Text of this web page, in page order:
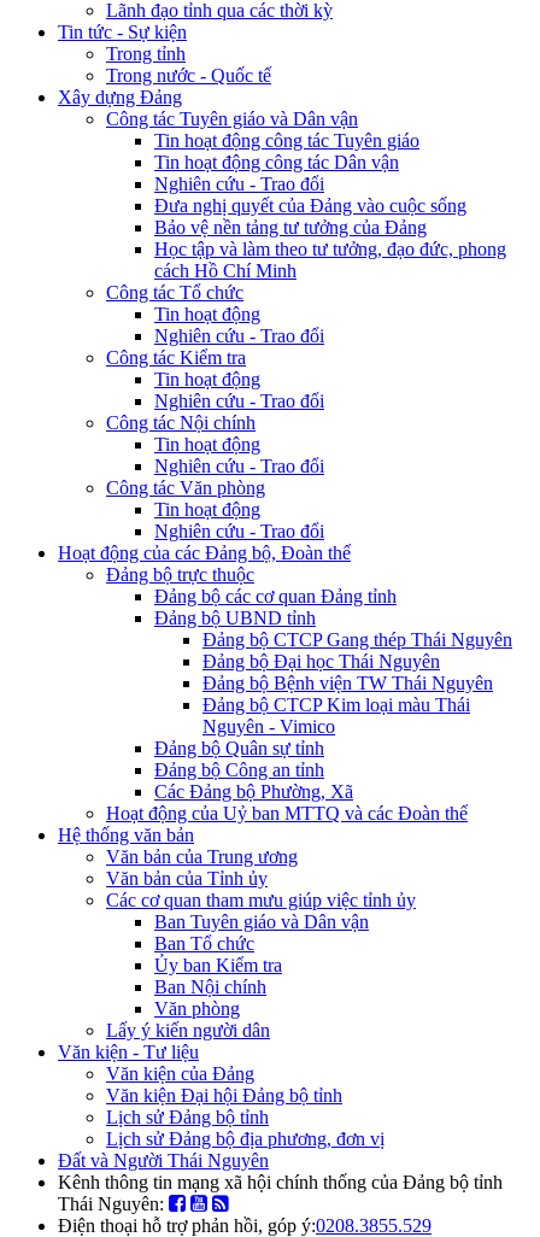
Lãnh đạo tỉnh qua các thời kỳ
Tin tức - Sự kiện
Trong tỉnh
Trong nước - Quốc tế
Xây dựng Đảng
Công tác Tuyên giáo và Dân vận
Tin hoạt động công tác Tuyên giáo
Tin hoạt động công tác Dân vận
Nghiên cứu - Trao đổi
Đưa nghị quyết của Đảng vào cuộc sống
Bảo vệ nền tảng tư tưởng của Đảng
Học tập và làm theo tư tưởng, đạo đức, phong
cách Hồ Chí Minh
Công tác Tổ chức
Tin hoạt động
Nghiên cứu - Trao đổi
Công tác Kiểm tra
Tin hoạt động
Nghiên cứu - Trao đổi
Công tác Nội chính
Tin hoạt động
Nghiên cứu - Trao đổi
Công tác Văn phòng
Tin hoạt động
Nghiên cứu - Trao đổi
Hoạt động của các Đảng bộ, Đoàn thể
Đảng bộ trực thuộc
Đảng bộ các cơ quan Đảng tỉnh
Đảng bộ UBND tỉnh
Đảng bộ CTCP Gang thép Thái Nguyên
Đảng bộ Đại học Thái Nguyên
Đảng bộ Bệnh viện TW Thái Nguyên
Đảng bộ CTCP Kim loại màu Thái
Nguyên - Vimico
Đảng bộ Quân sự tỉnh
Đảng bộ Công an tỉnh
Các Đảng bộ Phường, Xã
Hoạt động của Uỷ ban MTTQ và các Đoàn thể
Hệ thống văn bản
Văn bản của Trung ương
Văn bản của Tỉnh ủy
Các cơ quan tham mưu giúp việc tỉnh ủy
Ban Tuyên giáo và Dân vận
Ban Tổ chức
Ủy ban Kiểm tra
Ban Nội chính
Văn phòng
Lấy ý kiến người dân
Văn kiện - Tư liệu
Văn kiện của Đảng
Văn kiện Đại hội Đảng bộ tỉnh
Lịch sử Đảng bộ tỉnh
Lịch sử Đảng bộ địa phương, đơn vị
Đất và Người Thái Nguyên
Kênh thông tin mạng xã hội chính thống của Đảng bộ tỉnh
Thái Nguyên:
Điện thoại hỗ trợ phản hồi, góp ý:0208.3855.529